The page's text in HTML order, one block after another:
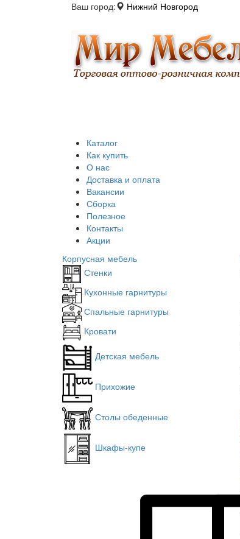
Ваш город: Нижний Новгород
Каталог
Как купить
О нас
Доставка и оплата
Вакансии
Сборка
Полезное
Контакты
Акции
Корпусная мебель
Стенки
Кухонные гарнитуры
Спальные гарнитуры
Кровати
Детская мебель
Прихожие
Столы обеденные
Шкафы-купе